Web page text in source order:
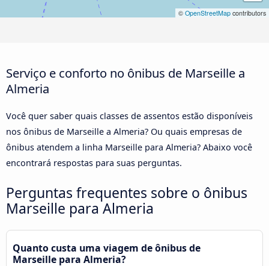
© OpenStreetMap contributors
Serviço e conforto no ônibus de Marseille a
Almeria
Você quer saber quais classes de assentos estão disponíveis
nos ônibus de Marseille a Almeria? Ou quais empresas de
ônibus atendem a linha Marseille para Almeria? Abaixo você
encontrará respostas para suas perguntas.
Perguntas frequentes sobre o ônibus
Marseille para Almeria
Quanto custa uma viagem de ônibus de
Marseille para Almeria?